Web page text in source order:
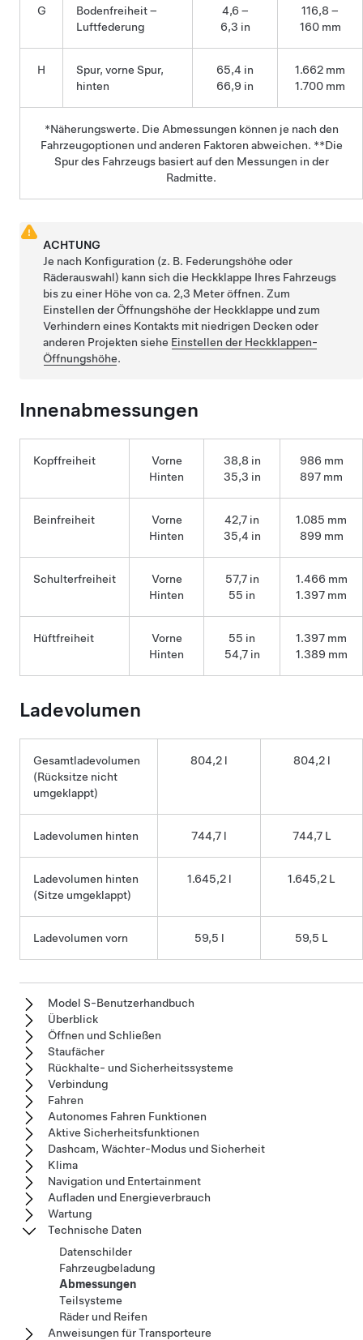
G
Bodenfreiheit –
Luftfederung
4,6 –
6,3 in
116,8 –
160 mm
H
Spur, vorne Spur,
hinten
65,4 in
66,9 in
1.662 mm
1.700 mm
*Näherungswerte. Die Abmessungen können je nach den
Fahrzeugoptionen und anderen Faktoren abweichen. **Die
Spur des Fahrzeugs basiert auf den Messungen in der
Radmitte.
ACHTUNG
Je nach Konfiguration (z. B. Federungshöhe oder
Räderauswahl) kann sich die Heckklappe Ihres Fahrzeugs
bis zu einer Höhe von ca.2,3 Meteröffnen. Zum
Einstellen der Öffnungshöhe der Heckklappe und zum
Verhindern eines Kontakts mit niedrigen Decken oder
anderen Projekten siehe Einstellen der Heckklappen-
Öffnungshöhe.
Innenabmessungen
Kopffreiheit
Vorne
Hinten
38,8 in
35,3 in
986 mm
897 mm
Beinfreiheit
Vorne
Hinten
42,7 in
35,4 in
1.085 mm
899 mm
Schulterfreiheit
Vorne
Hinten
57,7 in
55 in
1.466 mm
1.397 mm
Hüftfreiheit
Vorne
Hinten
55 in
54,7 in
1.397 mm
1.389 mm
Ladevolumen
Gesamtladevolumen
(Rücksitze nicht
umgeklappt)
804,2 l 804,2 l
Ladevolumen hinten 744,7 l 744,7 L
Ladevolumen hinten
(Sitze umgeklappt)
1.645,2 l 1.645,2 L
Ladevolumen vorn 59,5 l 59,5 L
Model S-Benutzerhandbuch
Überblick
Öffnen und Schließen
Staufächer
Rückhalte- und Sicherheitssysteme
Verbindung
Fahren
Autonomes Fahren Funktionen
Aktive Sicherheitsfunktionen
Dashcam, Wächter-Modus und Sicherheit
Klima
Navigation und Entertainment
Aufladen und Energieverbrauch
Wartung
Technische Daten
Datenschilder
Fahrzeugbeladung
Abmessungen
Teilsysteme
Räder und Reifen
Anweisungen für Transporteure